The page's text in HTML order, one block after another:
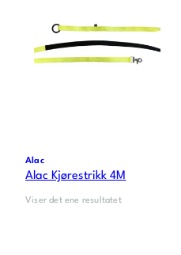
Alac
Alac Kjørestrikk 4M
Viser det ene resultatet